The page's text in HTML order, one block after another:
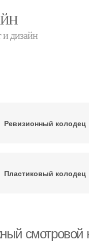
дизайн
Ревизионный колодец
Пластиковый колодец
смотровой